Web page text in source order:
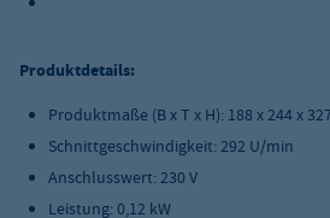
Produktdetails:
Produktmaße (B x T x H): 188 x 244 x
Schnittgeschwindigkeit: 292 U/min
Anschlusswert: 230 V
Leistung: 0,12 kW